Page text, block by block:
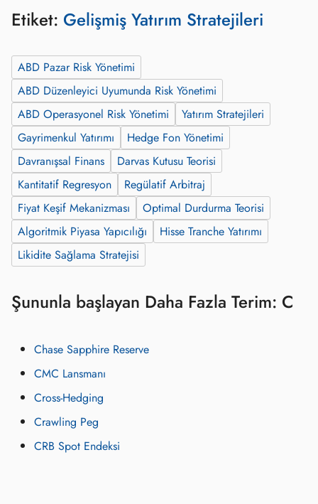
Etiket: Gelişmiş Yatırım Stratejileri
ABD Pazar Risk Yönetimi
ABD Düzenleyici Uyumunda Risk Yönetimi
ABD Operasyonel Risk Yönetimi
Yatırım Stratejileri
Gayrimenkul Yatırımı
Hedge Fon Yönetimi
Davranışsal Finans
Darvas Kutusu Teorisi
Kantitatif Regresyon
Regülatif Arbitraj
Fiyat Keşif Mekanizması
Optimal Durdurma Teorisi
Algoritmik Piyasa Yapıcılığı
Hisse Tranche Yatırımı
Likidite Sağlama Stratejisi
Şununla başlayan Daha Fazla Terim: C
Chase Sapphire Reserve
CMC Lansmanı
Cross-Hedging
Crawling Peg
CRB Spot Endeksi